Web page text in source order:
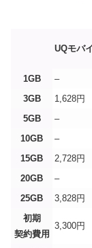
UQモバ
1GB
–
3GB
1,628円
5GB
–
10GB
–
15GB
2,728円
20GB
–
25GB
3,828円
初期
契約費用
3,300円